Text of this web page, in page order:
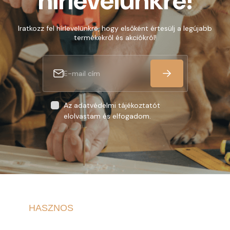
Iratkozz fel hírlevelünkre, hogy elsőként értesülj a legújabb
termékekről és akciókról!
Az adatvédelmi tájékoztatót
elolvastam és elfogadom.
HASZNOS